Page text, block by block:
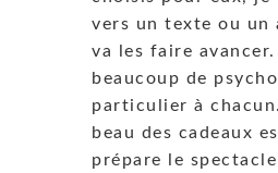
vers un texte ou un
va les faire avancer.
beaucoup de
particulier à
beau des cadeaux
prépare le